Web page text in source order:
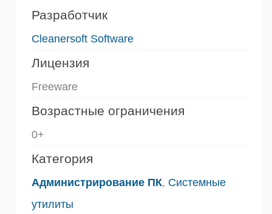
Разработчик
Cleanersoft Software
Лицензия
Freeware
Возрастные ограничения
0+
Категория
Администрирование ПК, Системные
утилиты